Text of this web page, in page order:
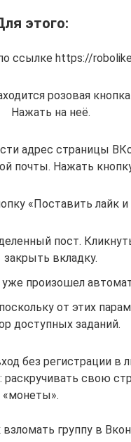
этого:
ссылке https://
розовая
Нажать на неё.
адрес страницы
почты. Нажать
«Поставить лайк и
пост.
закрыть вкладку.
произошел
от этих
доступных заданий.
без регистрации в
свою
«монеты».
группу в